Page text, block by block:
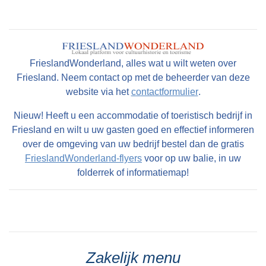
FrieslandWonderland, alles wat u wilt weten over
Friesland. Neem contact op met de beheerder van deze
website via hetcontactformulier.
Nieuw! Heeft u een accommodatie of toeristisch bedrijf in
Friesland en wilt u uw gasten goed en effectief informeren
over de omgeving van uw bedrijf bestel dan de gratis
FrieslandWonderland-flyers voor op uw balie, in uw
folderrek of informatiemap!
Zakelijk menu